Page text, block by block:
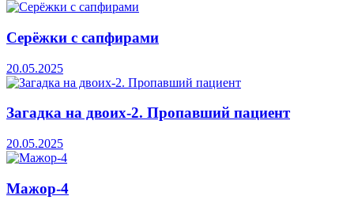
Серёжки с сапфирами
20.05.2025
Загадка на двоих-2. Пропавший пациент
20.05.2025
Мажор-4